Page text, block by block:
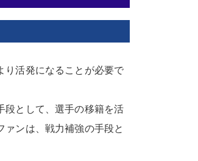
活発になることが必要で
として、選手の移籍を活
ンは、戦力補強の手段と